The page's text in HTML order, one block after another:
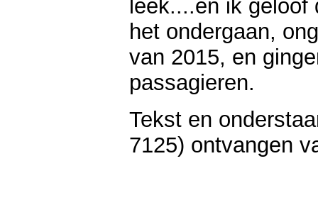
leek....en ik
het ondergaan,
van 2015, en
passagieren.
Tekst en
7125) ontvangen